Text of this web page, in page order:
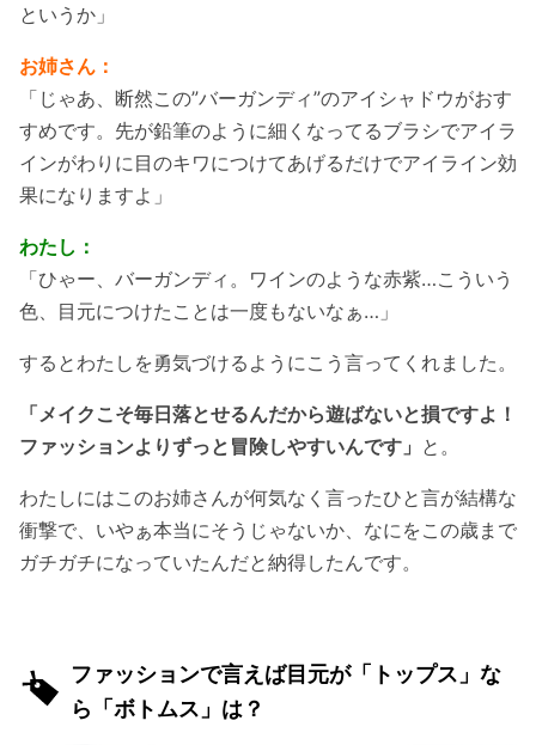
というか」
お姉さん：
「じゃあ、断然この”バーガンディ”のアイシャドウがおす
すめです。先が鉛筆のように細くなってるブラシでアイラ
インがわりに目のキワにつけてあげるだけでアイライン効
果になりますよ」
わたし：
「ひゃー、バーガンディ。ワインのような赤紫…こういう
色、目元につけたことは一度もないなぁ…」
するとわたしを勇気づけるようにこう言ってくれました。
「メイクこそ毎日落とせるんだから遊ばないと損ですよ！
ファッションよりずっと冒険しやすいんです」 と。
わたしにはこのお姉さんが何気なく言ったひと言が結構な
衝撃で、いやぁ本当にそうじゃないか、なにをこの歳まで
ガチガチになっていたんだと納得したんです。
ファッションで言えば目元が「トップス」な
ら「ボトムス」は？